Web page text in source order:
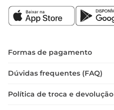
Formas de pagamento
Dúvidas frequentes (FAQ)
Política de troca e devolução